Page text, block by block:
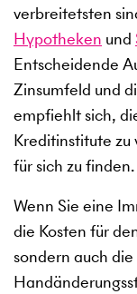
verbreitetsten
Hypotheken und
Entscheidende
Zinsumfeld und
empfiehlt sich,
Kreditinstitute
für sich zu finden.
Wenn Sie eine
die Kosten für
sondern auch